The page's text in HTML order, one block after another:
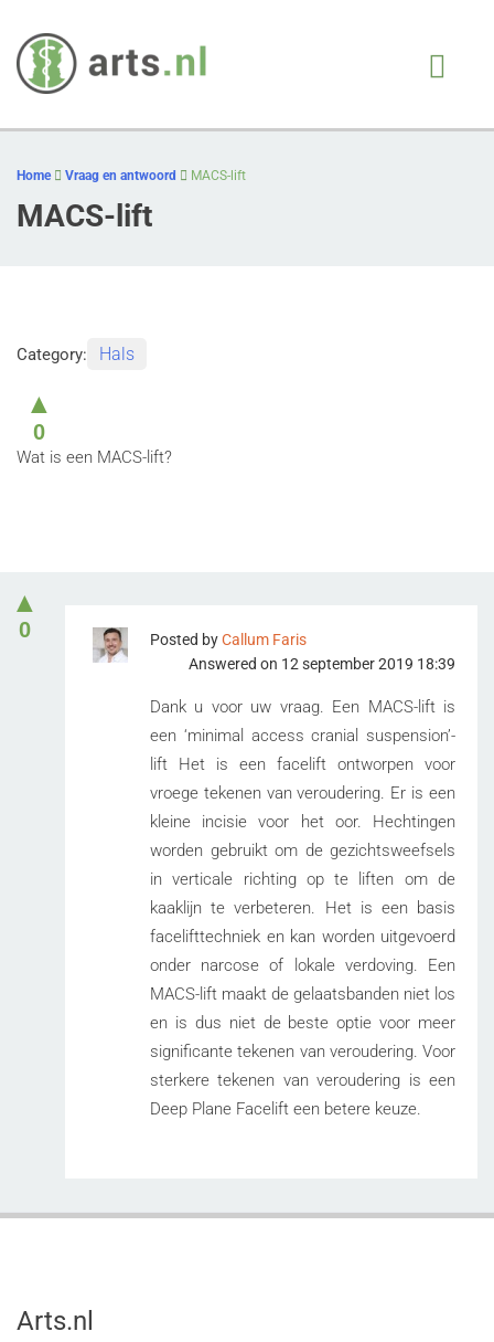
behandeling, op juiste
moment
Home Vraag en antwoord MACS-lift
MACS-lift
Category: Hals
▲
0
Wat is een MACS-lift?
▲
0 Posted byCallum Faris
Answered on 12 september 2019 18:39
Dank u voor uw vraag. Een MACS-lift is
een ‘minimal access cranial suspension’-
lift Het is een facelift ontworpen voor
vroege tekenen van veroudering. Er is een
kleine incisie voor het oor. Hechtingen
worden gebruikt om de gezichtsweefsels
in verticale richting op te liften om de
kaaklijn te verbeteren. Het is een basis
facelifttechniek en kan worden uitgevoerd
onder narcose of lokale verdoving. Een
MACS-lift maakt de gelaatsbanden niet los
en is dus niet de beste optie voor meer
significante tekenen van veroudering. Voor
sterkere tekenen van veroudering is een
Deep Plane Facelift een betere keuze.
Arts.nl